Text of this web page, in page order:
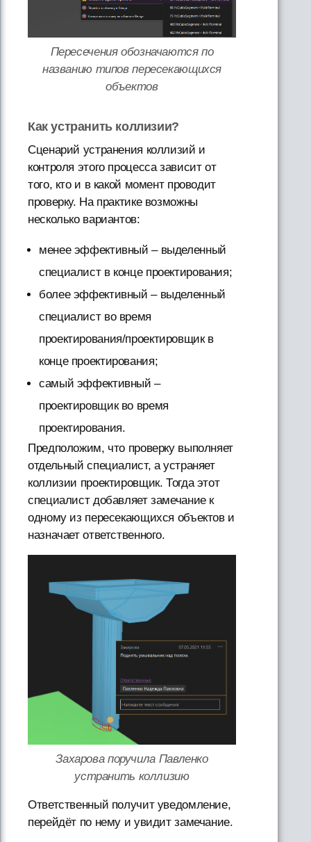
Пересечения обозначаются по
названию типов пересекающихся
объектов
Как устранить коллизии?
Сценарий устранения коллизий и
контроля этого процесса зависит от
того, кто и в какой момент проводит
проверку. На практике возможны
несколько вариантов:
менее эффективный – выделенный
специалист в конце проектирования;
более эффективный – выделенный
специалист во время
проектирования/проектировщик в
конце проектирования;
самый эффективный –
проектировщик во время
проектирования.
Предположим, что проверку выполняет
отдельный специалист, а устраняет
коллизии проектировщик. Тогда этот
специалист добавляет замечание к
одному из пересекающихся объектов и
назначает ответственного.
Захарова поручила Павленко
устранить коллизию
Ответственный получит уведомление,
перейдёт по нему и увидит замечание.